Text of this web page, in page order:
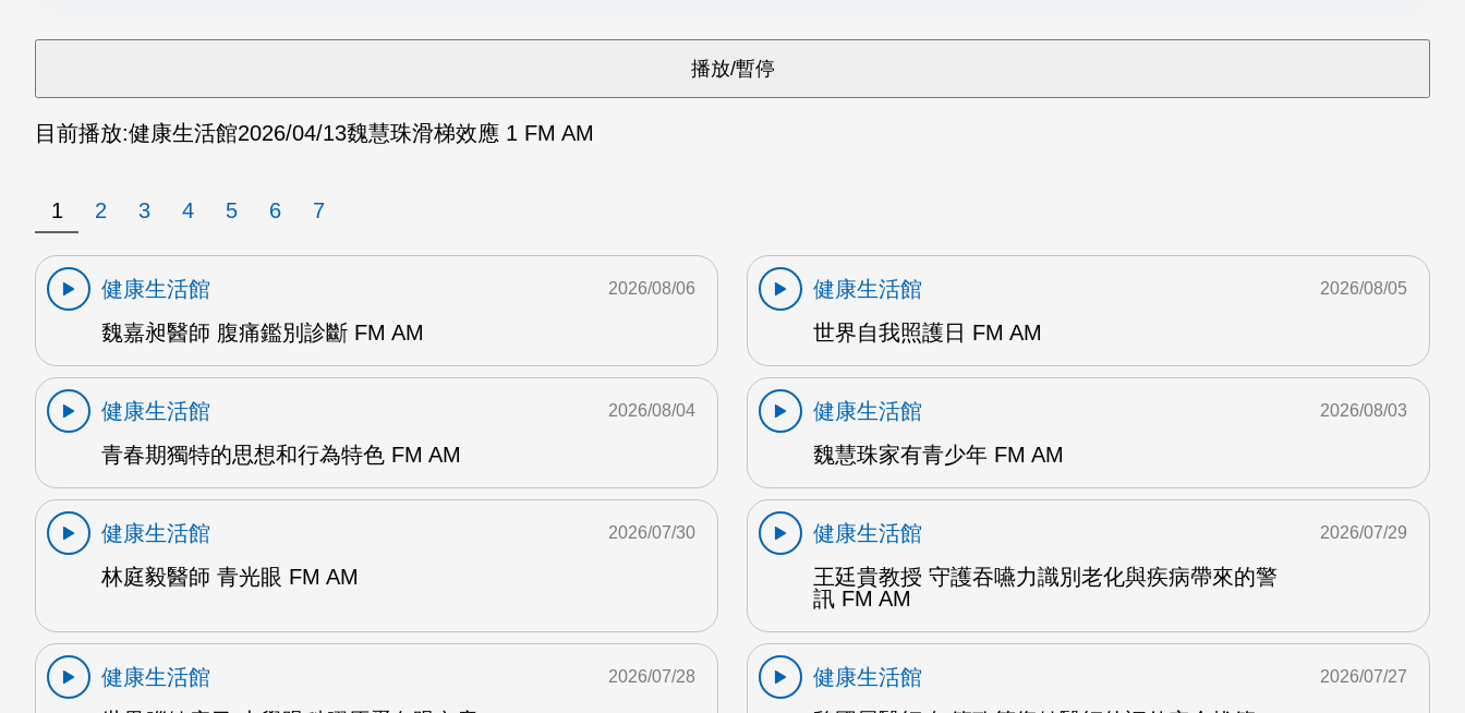
目前播放:健康生活館2026/04/13魏慧珠滑梯效應 1 FM AM
1 2 3 4 5 6 7
健康生活館
魏嘉昶醫師 腹痛鑑別診斷 FM AM
2026/08/06
健康生活館
世界自我照護日 FM AM
2026/08/05
健康生活館
青春期獨特的思想和行為特色 FM AM
2026/08/04
健康生活館
魏慧珠家有青少年 FM AM
2026/08/03
健康生活館
林庭毅醫師 青光眼 FM AM
2026/07/30
健康生活館
王廷貴教授 守護吞嚥力識別老化與疾病帶來的警
訊 FM AM
2026/07/29
健康生活館
2026/07/28
健康生活館
2026/07/27